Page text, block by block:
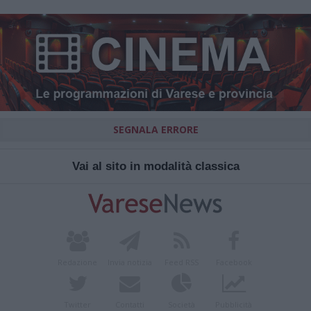
SEGNALA ERRORE
Vai al sito in modalità classica